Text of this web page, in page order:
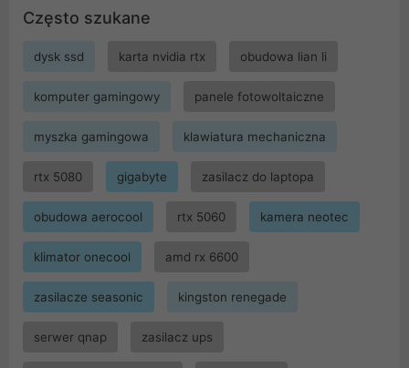
Często szukane
dysk ssd karta nvidia rtx obudowa lian li
komputer gamingowy panele fotowoltaiczne
myszka gamingowa klawiatura mechaniczna
rtx 5080 gigabyte zasilacz do laptopa
obudowa aerocool rtx 5060 kamera neotec
klimator onecool amd rx 6600
zasilacze seasonic kingston renegade
serwer qnap zasilacz ups